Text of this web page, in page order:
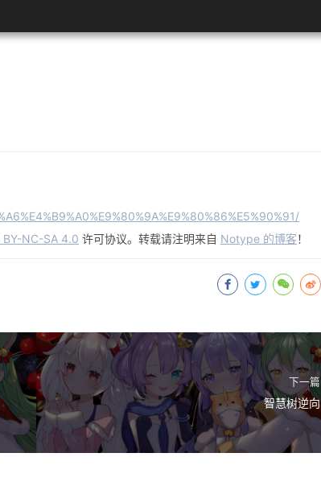
BY-NC-SA 4.0 许可协议。转载请注明来自 Notype 的博客！
下一篇
智慧树逆向